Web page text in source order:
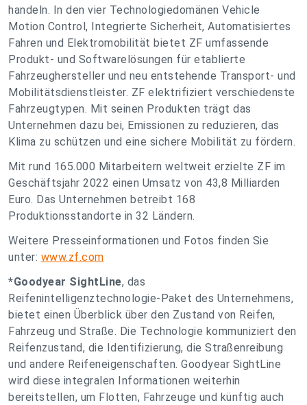
handeln. In den vier Technologiedomänen Vehicle
Motion Control, Integrierte Sicherheit, Automatisiertes
Fahren und Elektromobilität bietet ZF umfassende
Produkt- und Softwarelösungen für etablierte
Fahrzeughersteller und neu entstehende Transport- und
Mobilitätsdienstleister. ZF elektrifiziert verschiedenste
Fahrzeugtypen. Mit seinen Produkten trägt das
Unternehmen dazu bei, Emissionen zu reduzieren, das
Klima zu schützen und eine sichere Mobilität zu fördern.
Mit rund 165.000 Mitarbeitern weltweit erzielte ZF im
Geschäftsjahr 2022 einen Umsatz von 43,8 Milliarden
Euro. Das Unternehmen betreibt 168
Produktionsstandorte in 32 Ländern.
Weitere Presseinformationen und Fotos finden Sie
unter: www.zf.com
*Goodyear SightLine, das
Reifenintelligenztechnologie-Paket des Unternehmens,
bietet einen Überblick über den Zustand von Reifen,
Fahrzeug und Straße. Die Technologie kommuniziert den
Reifenzustand, die Identifizierung, die Straßenreibung
und andere Reifeneigenschaften. Goodyear SightLine
wird diese integralen Informationen weiterhin
bereitstellen, um Flotten, Fahrzeuge und künftig auch